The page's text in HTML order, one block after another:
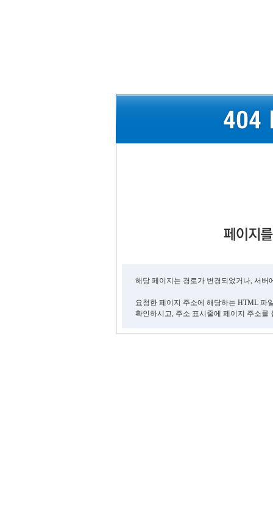
해당 페이지는 경로가 변경되었거나, 서
요청한 페이지 주소에 해당하는 HTML 파
확인하시고, 주소 표시줄에 페이지 주소